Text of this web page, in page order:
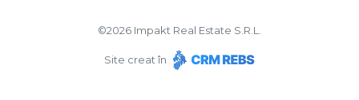
©2026 Impakt Real Estate S.R.L.
Site creat în